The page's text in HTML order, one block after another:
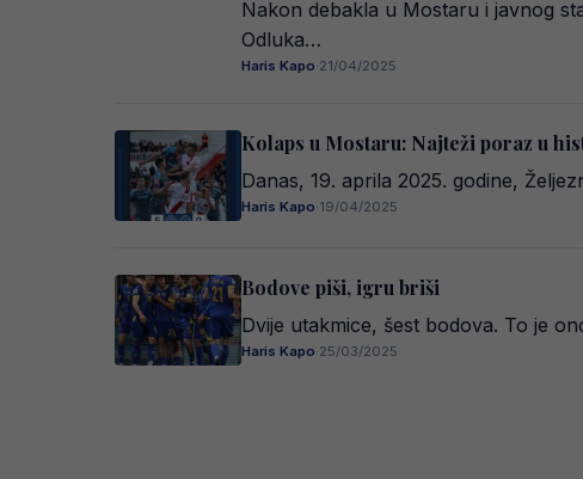
Nakon debakla u Mostaru i javnog
Odluka…
Haris Kapo·21/04/2025
Kolaps u Mostaru: Najteži poraz u
Danas, 19. aprila 2025. godine,
Haris Kapo·19/04/2025
Bodove piši, igru briši
Dvije utakmice, šest bodova. To je
Haris Kapo·25/03/2025